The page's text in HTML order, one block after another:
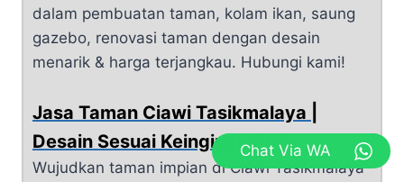
dalam pembuatan taman, kolam ikan, saung
gazebo, renovasi taman dengan desain
menarik & harga terjangkau. Hubungi kami!
Jasa Taman Ciawi Tasikmalaya |
Desain Sesuai Keinginan Anda
Wujudkan taman impian di Ciawi Tasikmalaya
Chat Via WA